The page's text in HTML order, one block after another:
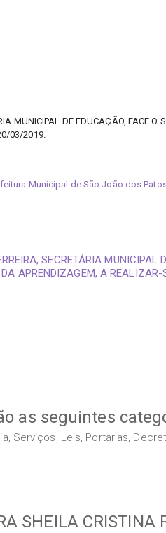
MUNICIPAL DE EDUCAÇÃO, FACE
03/2019.
SECRETÁRIA MUNICIPAL
APRENDIZAGEM, A
as seguintes
Serviços, Leis, Portarias,
SHEILA CRISTINA